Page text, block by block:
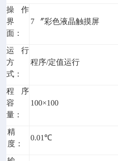
操作
界
面：
7 〞彩色液晶触摸屏
运行
方
式：
程序/定值运行
程序
容
量：
100×100
精
度：
0.01℃